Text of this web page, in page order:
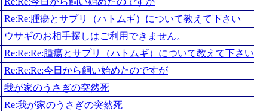
Re:Re:腫瘍とサプリ（ハトムギ）について教えて下さい
ウサギのお相手探しはご利用できません。
Re:Re:Re:腫瘍とサプリ（ハトムギ）について教えて下さい
Re:Re:Re:今日から飼い始めたのですが
我が家のうさぎの突然死
Re:我が家のうさぎの突然死